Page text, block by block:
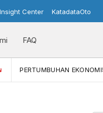
Center KatadataOto
FAQ
PERTUMBUHAN EKONOMI